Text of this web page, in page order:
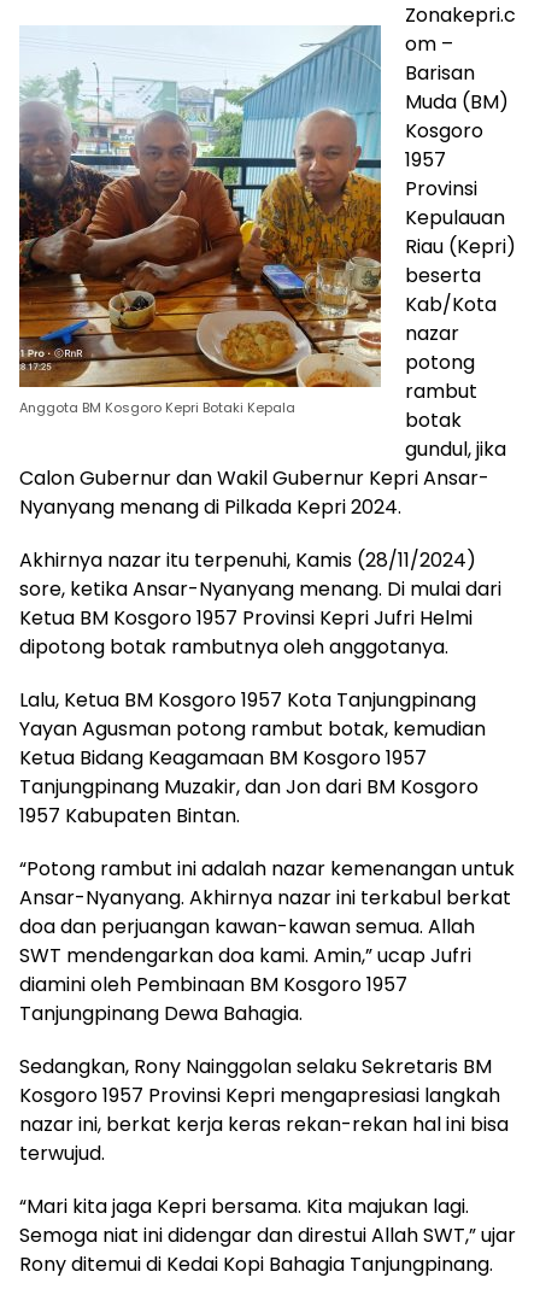
Anggota BM Kosgoro Kepri Botaki Kepala
Zonakepri.c
om –
Barisan
Muda (BM)
Kosgoro
1957
Provinsi
Kepulauan
Riau (Kepri)
beserta
Kab/Kota
nazar
potong
rambut
botak
gundul, jika
Calon Gubernur dan Wakil Gubernur Kepri Ansar-
Nyanyang menang di Pilkada Kepri 2024.
Akhirnya nazar itu terpenuhi, Kamis (28/11/2024)
sore, ketika Ansar-Nyanyang menang. Di mulai dari
Ketua BM Kosgoro 1957 Provinsi Kepri Jufri Helmi
dipotong botak rambutnya oleh anggotanya.
Lalu, Ketua BM Kosgoro 1957 Kota Tanjungpinang
Yayan Agusman potong rambut botak, kemudian
Ketua Bidang Keagamaan BM Kosgoro 1957
Tanjungpinang Muzakir, dan Jon dari BM Kosgoro
1957 Kabupaten Bintan.
“Potong rambut ini adalah nazar kemenangan untuk
Ansar-Nyanyang. Akhirnya nazar ini terkabul berkat
doa dan perjuangan kawan-kawan semua. Allah
SWT mendengarkan doa kami. Amin,” ucap Jufri
diamini oleh Pembinaan BM Kosgoro 1957
Tanjungpinang Dewa Bahagia.
Sedangkan, Rony Nainggolan selaku Sekretaris BM
Kosgoro 1957 Provinsi Kepri mengapresiasi langkah
nazar ini, berkat kerja keras rekan-rekan hal ini bisa
terwujud.
“Mari kita jaga Kepri bersama. Kita majukan lagi.
Semoga niat ini didengar dan direstui Allah SWT,” ujar
Rony ditemui di Kedai Kopi Bahagia Tanjungpinang.